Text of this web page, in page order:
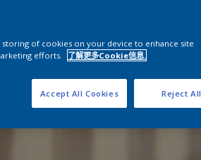
storing of cookies on your device to enhance site
efforts.
了解更多Cookie信息.
Reject All
Accept All Cookies